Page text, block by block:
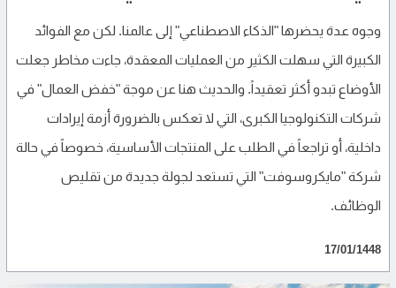
وجوه عدة يحضرها "الذكاء الاصطناعي" إلى عالمنا. لكن مع الفوائد
الكبيرة التي سهلت الكثير من العمليات المعقدة، جاءت مخاطر جعلت
الأوضاع تبدو أكثر تعقيداً. والحديث هنا عن موجة "خفض العمال" في
شركات التكنولوجيا الكبرى، التي لا تعكس بالضرورة أزمة إيرادات
داخلية، أو تراجعاً في الطلب على المنتجات الأساسية، خصوصاً في حالة
شركة "مايكروسوفت" التي تستعد لجولة جديدة من تقليص
الوظائف.
17/01/1448